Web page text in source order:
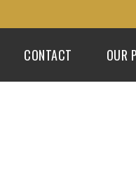
CONTACT OUR